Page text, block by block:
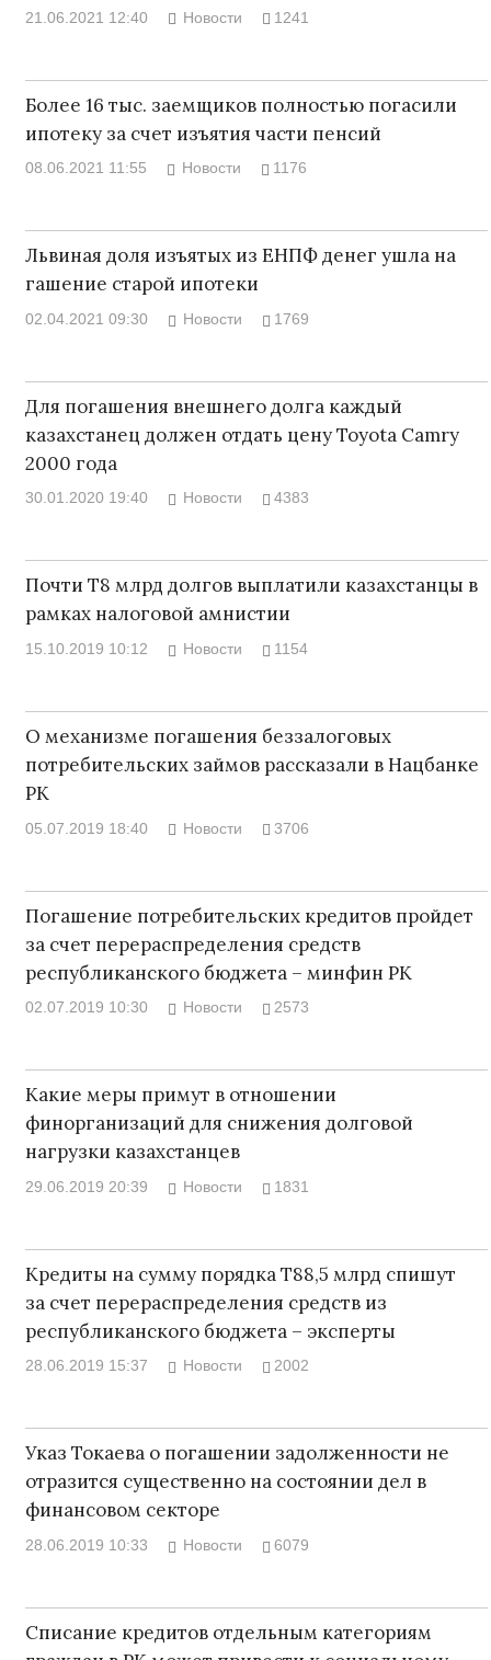
21.06.2021 12:40 Новости 1241
Более 16 тыс. заемщиков полностью погасили
ипотеку за счет изъятия части пенсий
08.06.2021 11:55 Новости 1176
Львиная доля изъятых из ЕНПФ денег ушла на
гашение старой ипотеки
02.04.2021 09:30 Новости 1769
Для погашения внешнего долга каждый
казахстанец должен отдать цену Toyota Camry
2000 года
30.01.2020 19:40 Новости 4383
Почти Т8 млрд долгов выплатили казахстанцы в
рамках налоговой амнистии
15.10.2019 10:12 Новости 1154
О механизме погашения беззалоговых
потребительских займов рассказали в Нацбанке
РК
05.07.2019 18:40 Новости 3706
Погашение потребительских кредитов пройдет
за счет перераспределения средств
республиканского бюджета – минфин РК
02.07.2019 10:30 Новости 2573
Какие меры примут в отношении
финорганизаций для снижения долговой
нагрузки казахстанцев
29.06.2019 20:39 Новости 1831
Кредиты на сумму порядка Т88,5 млрд спишут
за счет перераспределения средств из
республиканского бюджета – эксперты
28.06.2019 15:37 Новости 2002
Указ Токаева о погашении задолженности не
отразится существенно на состоянии дел в
финансовом секторе
28.06.2019 10:33 Новости 6079
Списание кредитов отдельным категориям